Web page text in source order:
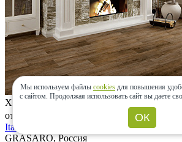
Хит!
от 2 030 ₽
Italian Wood
GRASARO, Россия
Мы используем файлы cookies для повышения
с сайтом. Продолжая использовать сайт вы даете
ОК